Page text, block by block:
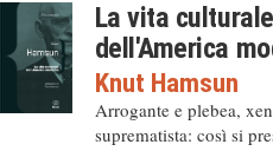
La vita culturale
dell'America
Knut Hamsun
Arrogante e plebea,
suprematista: così si